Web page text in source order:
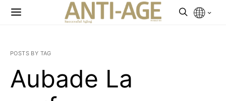
POSTS BY TAG
Aubade La